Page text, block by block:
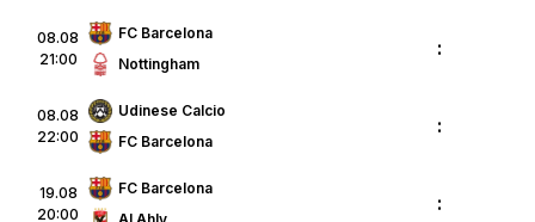
08.08
21:00
FC Barcelona
Nottingham
:
08.08
22:00
Udinese Calcio
FC Barcelona
:
19.08
20:00
FC Barcelona
: